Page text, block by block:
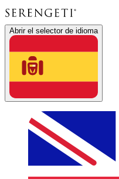
Abrir el selector de idioma